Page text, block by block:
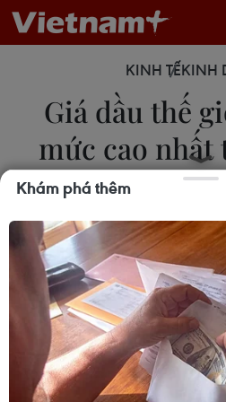
KINH TẾKINH
Giá dầu thế
mức cao nhất
tháng
20/03/2024
Ngày 19/3, giá dầu thô
nhất trong 5 tháng khi các
tác động gần đây của các
cơ sở lọc dầu của Nga
toàn
Khám phá thêm